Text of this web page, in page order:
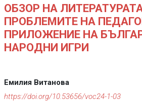
ОБЗОР НА
ПРОБЛЕМИТЕ НА
ПРИЛОЖЕНИЕ НА
НАРОДНИ ИГРИ
Емилия Витанова
https://doi.org/10.53656/voc24-1-03